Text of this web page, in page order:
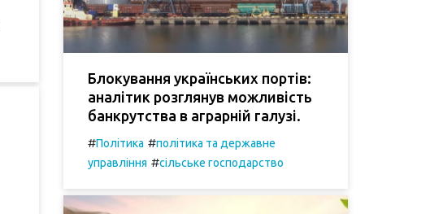
Блокування українських портів:
аналітик розглянув можливість
банкрутства в аграрній галузі.
#Політика #політика та державне
управління #сільське господарство